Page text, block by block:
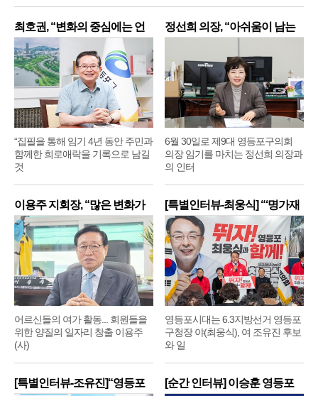
최호권, “변화의 중심에는 언
제
“집필을 통해 임기 4년 동안 주민과
함께한 희로애락을 기록으로 남길
것
정선희 의장, “아쉬움이 남는
6월 30일로 제9대 영등포구의회
의장 임기를 마치는 정선희 의장과
의 인터
이용주 지회장, “많은 변화가
어르신들의 여가 활동... 회원들을
위한 양질의 일자리 창출 이용주
(사)
[특별인터뷰-최웅식] “‘명가재
영등포시대는 6.3지방선거 영등포
구청장 야(최웅식), 여 조유진 후보
와 일
[특별인터뷰-조유진]“영등포
[순간 인터뷰] 이승훈 영등포